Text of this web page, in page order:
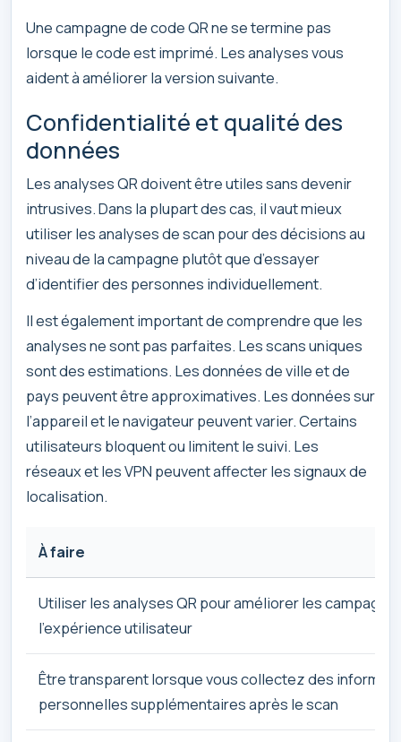
Une campagne de code QR ne se termine pas
lorsque le code est imprimé. Les analyses vous
aident à améliorer la version suivante.
Confidentialité et qualité des
données
Les analyses QR doivent être utiles sans devenir
intrusives. Dans la plupart des cas, il vaut mieux
utiliser les analyses de scan pour des décisions au
niveau de la campagne plutôt que d’essayer
d’identifier des personnes individuellement.
Il est également important de comprendre que les
analyses ne sont pas parfaites. Les scans uniques
sont des estimations. Les données de ville et de
pays peuvent être approximatives. Les données sur
l’appareil et le navigateur peuvent varier. Certains
utilisateurs bloquent ou limitent le suivi. Les
réseaux et les VPN peuvent affecter les signaux de
localisation.
À faire
Utiliser les analyses QR pour améliorer les
l’expérience utilisateur
Être transparent lorsque vous collectez des
personnelles supplémentaires après le scan